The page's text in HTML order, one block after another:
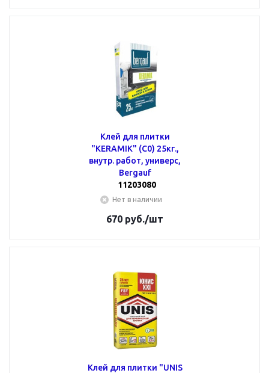
Клей для плитки
"KERAMIK" (С0) 25кг.,
внутр. работ, универс,
Bergauf
11203080
Нет в наличии
670 руб./шт
Клей для плитки "UNIS